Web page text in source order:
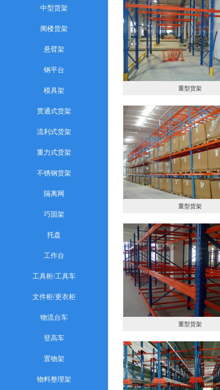
中型货架
阁楼货架
悬臂架
钢平台
模具架
贯通式货架
流利式货架
重力式货架
不锈钢货架
隔离网
巧固架
托盘
工作台
工具柜/工具车
文件柜/更衣柜
物流台车
登高车
置物架
物料整理架
重型货架
重型货架
重型货架